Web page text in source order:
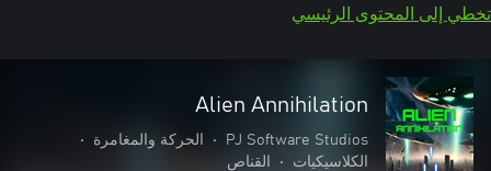
تخطي إلى المحتوى الرئيسي
Alien Annihilation
PJ Software Studios
• الحركة والمغامرة
•
الكلاسيكيات
• القناص